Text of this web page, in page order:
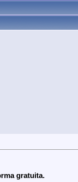
gratuita.